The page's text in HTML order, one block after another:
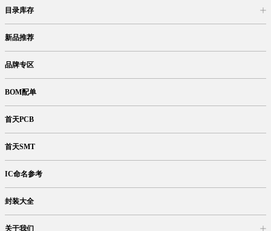
目录库存
新品推荐
品牌专区
BOM配单
首天PCB
首天SMT
IC命名参考
封装大全
关于我们